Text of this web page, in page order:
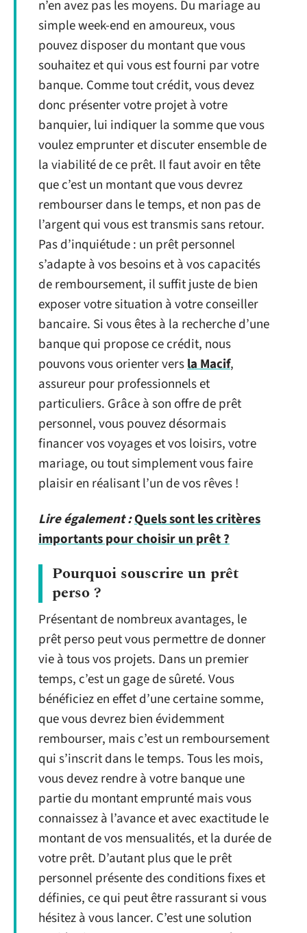
n’en avez pas les moyens. Du mariage au
simple week-end en amoureux, vous
pouvez disposer du montant que vous
souhaitez et qui vous est fourni par votre
banque. Comme tout crédit, vous devez
donc présenter votre projet à votre
banquier, lui indiquer la somme que vous
voulez emprunter et discuter ensemble de
la viabilité de ce prêt. Il faut avoir en tête
que c’est un montant que vous devrez
rembourser dans le temps, et non pas de
l’argent qui vous est transmis sans retour.
Pas d’inquiétude : un prêt personnel
s’adapte à vos besoins et à vos capacités
de remboursement, il suffit juste de bien
exposer votre situation à votre conseiller
bancaire. Si vous êtes à la recherche d’une
banque qui propose ce crédit, nous
pouvons vous orienter versla Macif,
assureur pour professionnels et
particuliers. Grâce à son offre de prêt
personnel, vous pouvez désormais
financer vos voyages et vos loisirs, votre
mariage, ou tout simplement vous faire
plaisir en réalisant l’un de vos rêves !
Lire également :Quels sont les critères
importants pour choisir un prêt ?
Pourquoi souscrire un prêt
perso ?
Présentant de nombreux avantages, le
prêt perso peut vous permettre de donner
vie à tous vos projets. Dans un premier
temps, c’est un gage de sûreté. Vous
bénéficiez en effet d’une certaine somme,
que vous devrez bien évidemment
rembourser, mais c’est un remboursement
qui s’inscrit dans le temps. Tous les mois,
vous devez rendre à votre banque une
partie du montant emprunté mais vous
connaissez à l’avance et avec exactitude le
montant de vos mensualités, et la durée de
votre prêt. D’autant plus que le prêt
personnel présente des conditions fixes et
définies, ce qui peut être rassurant si vous
hésitez à vous lancer. C’est une solution